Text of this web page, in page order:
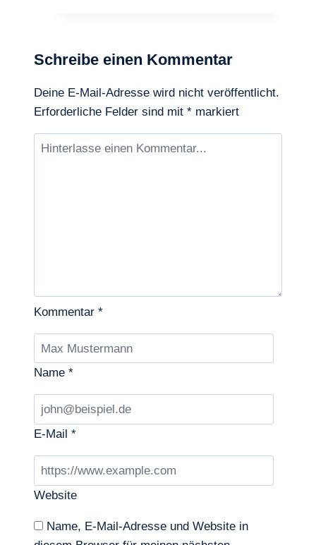
Christologie
des
hl.
von
Schreibe einen Kommentar
Deine E-Mail-Adresse wird nicht veröffentlicht.
Erforderliche Felder sind mit * markiert
Kommentar *
Name *
E-Mail *
Website
Name, E-Mail-Adresse und Website in